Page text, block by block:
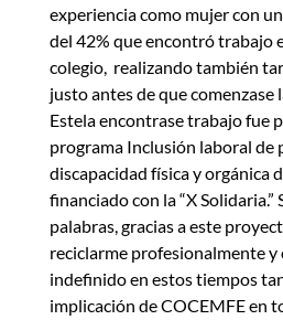
experiencia como mujer con
del 42% que encontró trabajo
colegio, realizando también
justo antes de que comenzase
Estela encontrase trabajo fue
programa Inclusión laboral de
discapacidad física y orgánica
financiado con la “X Solidaria.”
palabras, gracias a este
reciclarme profesionalmente y
indefinido en estos tiempos
implicación de COCEMFE en